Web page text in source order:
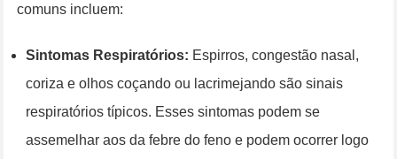
comuns incluem:
Sintomas Respiratórios: Espirros, congestão nasal,
coriza e olhos coçando ou lacrimejando são sinais
respiratórios típicos. Esses sintomas podem se
assemelhar aos da febre do feno e podem ocorrer logo